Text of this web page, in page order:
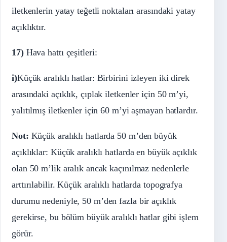
iletkenlerin yatay teğetli noktaları arasındaki yatay
açıklıktır.
17)Hava hattı çeşitleri:
i)Küçük aralıklı hatlar: Birbirini izleyen iki direk
arasındaki açıklık, çıplak iletkenler için 50 m’yi,
yalıtılmış iletkenler için 60 m’yi aşmayan hatlardır.
Not: Küçük aralıklı hatlarda 50 m’den büyük
açıklıklar: Küçük aralıklı hatlarda en büyük açıklık
olan 50 m’lik aralık ancak kaçınılmaz nedenlerle
arttırılabilir. Küçük aralıklı hatlarda topografya
durumu nedeniyle, 50 m’den fazla bir açıklık
gerekirse, bu bölüm büyük aralıklı hatlar gibi işlem
görür.